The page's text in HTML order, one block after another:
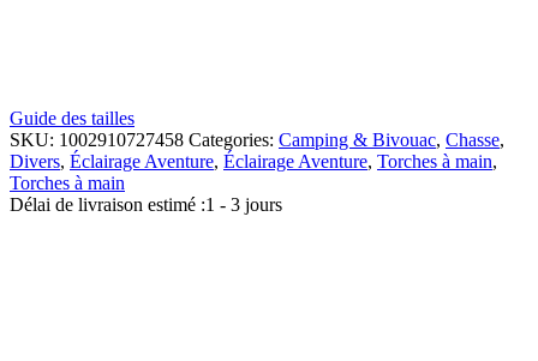
Guide des tailles
SKU: 1002910727458 Categories: Camping & Bivouac, Chasse,
Divers, Éclairage Aventure, Éclairage Aventure, Torches à main,
Torches à main
Délai de livraison estimé :1 - 3 jours